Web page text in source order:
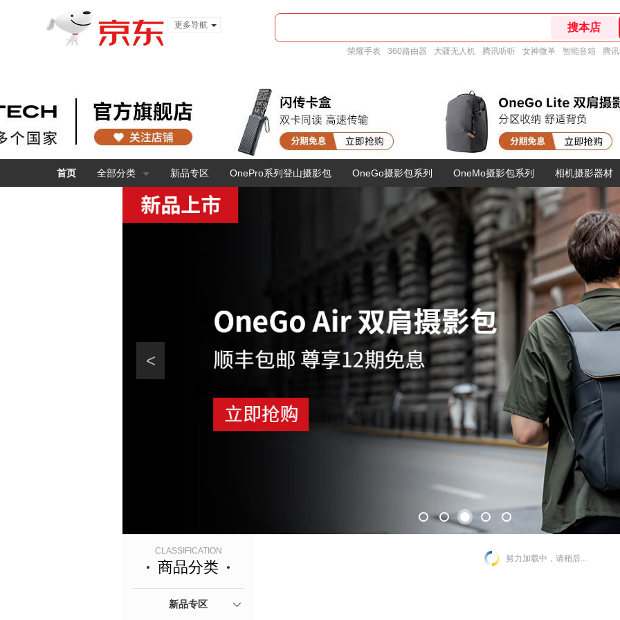
更多导航
荣耀手表 360路由器 大疆无人机 腾讯听听 女神微单 智能音箱 腾
首页 全部分类 新品专区 OnePro系列登山摄影包 OneGo摄影包系列 OneMo摄影包系列 相机摄影器材
<
CLASSIFICATION
商品分类
新品专区
努力加载中，请稍后...